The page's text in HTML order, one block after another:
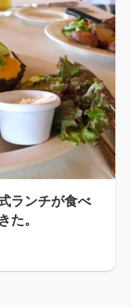
ランチが食べ
た。